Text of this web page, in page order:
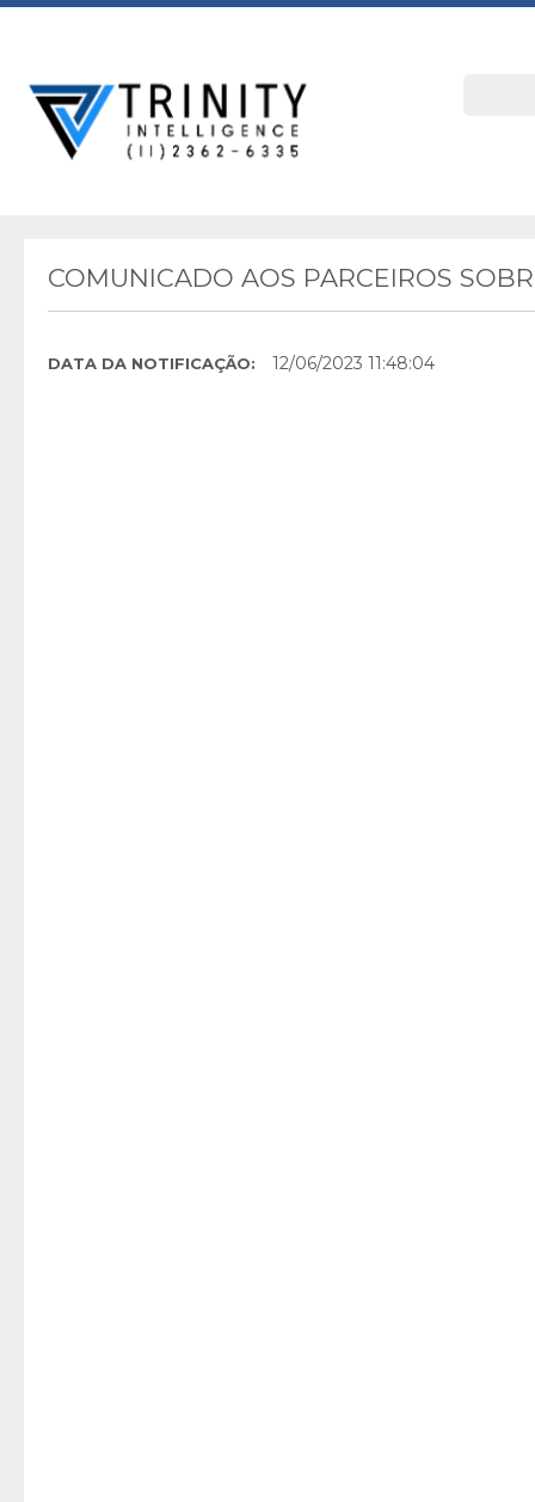
COMUNICADO AOS PARCEIROS
DATA DA NOTIFICAÇÃO: 12/06/2023 11:48:04